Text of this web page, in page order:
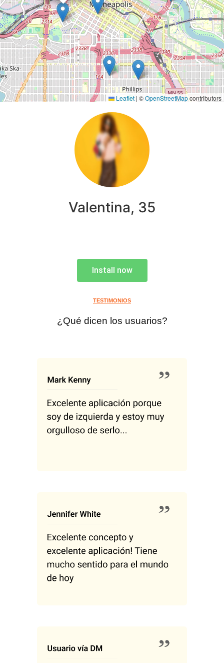
Leaflet | ©OpenStreetMapcontributors
Valentina, 35
Install now
TESTIMONIOS
¿Qué dicen los usuarios?